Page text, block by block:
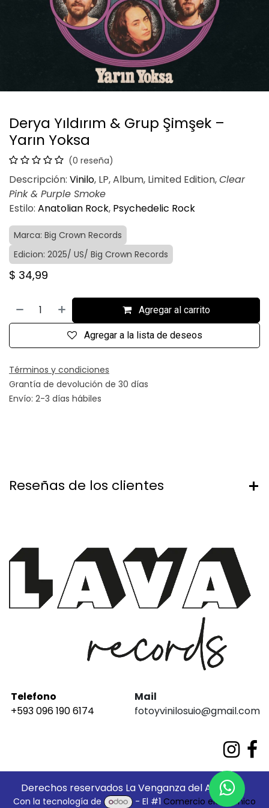
Derya Yıldırım & Grup Şimşek –
Yarın Yoksa
(0 reseña)
Descripción: Vinilo, LP, Album, Limited Edition,Clear
Pink & Purple Smoke
Estilo: Anatolian Rock, Psychedelic Rock
Marca: Big Crown Records
Edicion: 2025/ US/ Big Crown Records
$ 34,99
Agregar al carrito
Agregar a la lista de deseos
Términos y condiciones
Grantía de devolución de 30 días
Envío: 2-3 días hábiles
Reseñas de los clientes
Telefono
+593 096 190 6174
Mail
fotoyvinilosuio@gmail.com
Derechos reservados La Venganza del Análogo
Con la tecnología de - El #1Comercio electrónico